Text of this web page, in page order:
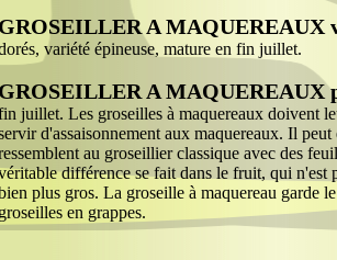
GROSEILLER A MAQUEREAUX
variété épineuse, mature en fin juillet.
GROSEILLER A MAQUEREAUX
juillet. Les groseilles à maquereaux doivent
d'assaisonnement aux maquereaux. Il
au groseillier classique avec des
différence se fait dans le fruit, qui n'est
plus gros. La groseille à maquereau garde
groseilles en grappes.